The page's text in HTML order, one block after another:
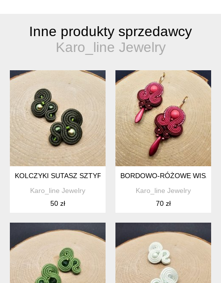
Inne produkty sprzedawcy
Karo_line Jewelry
KOLCZYKI SUTASZ SZTYFTY 24
Karo_line Jewelry
50 zł
BORDOWO-RÓŻOWE
Karo_line Jewelry
70 zł